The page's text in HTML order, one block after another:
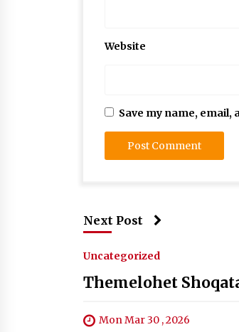
Website
Save my name,
Next Post
Uncategorized
Themelohet
Mon Mar 30 , 2026